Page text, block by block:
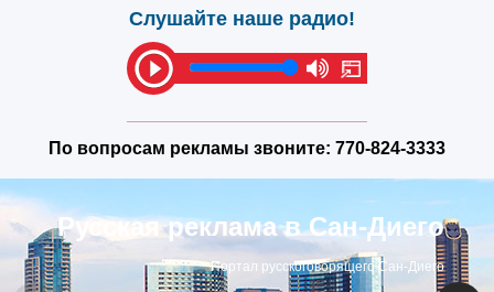
Слушайте наше радио!
По вопросам рекламы звоните: 770-824-3333
Русская реклама в Сан-Диего
Портал русскоговорящего Сан-Диего